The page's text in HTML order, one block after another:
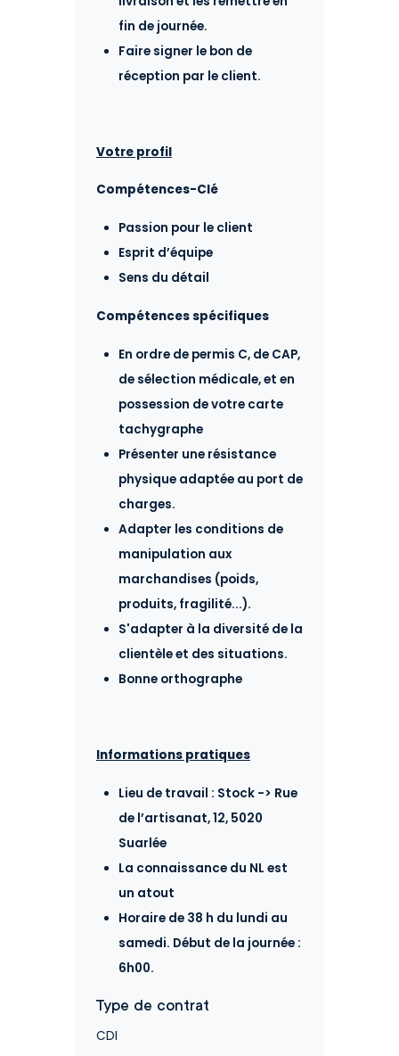
fin de journée.
Faire signer le bon de
réception par le client.
Votre profil
Compétences-Clé
Passion pour le client
Esprit d’équipe
Sens du détail
Compétences spécifiques
En ordre de permis C, de CAP,
de sélection médicale, et en
possession de votre carte
tachygraphe
Présenter une résistance
physique adaptée au port de
charges.
Adapter les conditions de
manipulation aux
marchandises (poids,
produits, fragilité...).
S'adapter à la diversité de la
clientèle et des situations.
Bonne orthographe
Informations pratiques
Lieu de travail : Stock -> Rue
de l’artisanat, 12, 5020
Suarlée
La connaissance du NL est
un atout
Horaire de 38 h du lundi au
samedi. Début de la journée :
6h00.
Type de contrat
CDI